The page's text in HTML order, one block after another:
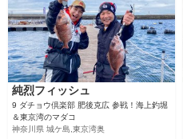
純烈フィッシュ
9 ダチョウ倶楽部 肥後克広 参戦！海上釣堀
＆東京湾のマダコ
神奈川県 城ケ島,東京湾奥